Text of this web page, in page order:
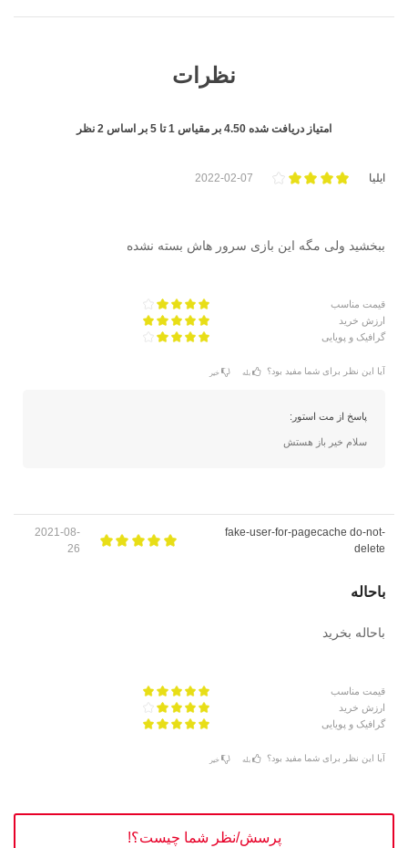
نظرات
امتیاز دریافت شده 4.50 بر مقیاس 1تا 5 بر اساس 2 نظر
ایلیا 2022-02-07
ببخشید ولی مگه این بازی سرور هاش بسته نشده
قیمت مناسب
ارزش خرید
گرافیک و پویایی
آیا این نظر برای شما مفید بود؟ بله خیر
پاسخ از مت استور:
سلام خیر باز هستش
fake-user-for-pagecache do-not-
delete
2021-08-
26
باحاله
باحاله بخرید
قیمت مناسب
ارزش خرید
گرافیک و پویایی
آیا این نظر برای شما مفید بود؟ بله خیر
پرسش/نظر شما چیست؟!